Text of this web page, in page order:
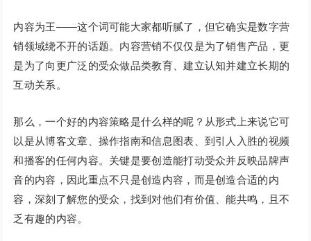
内容为王——这个词可能大家都听腻了，但它确实是数字营
销领域绕不开的话题。内容营销不仅仅是为了销售产品，更
是为了向更广泛的受众做品类教育、建立认知并建立长期的
互动关系。
那么，一个好的内容策略是什么样的呢？从形式上来说它可
以是从博客文章、操作指南和信息图表、到引人入胜的视频
和播客的任何内容。关键是要创造能打动受众并反映品牌声
音的内容，因此重点不只是创造内容，而是创造合适的内
容，深刻了解您的受众，找到对他们有价值、能共鸣，且不
乏有趣的内容。